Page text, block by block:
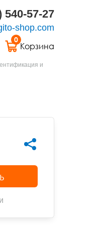
540-57-27
shop.com
0
Корзина
и